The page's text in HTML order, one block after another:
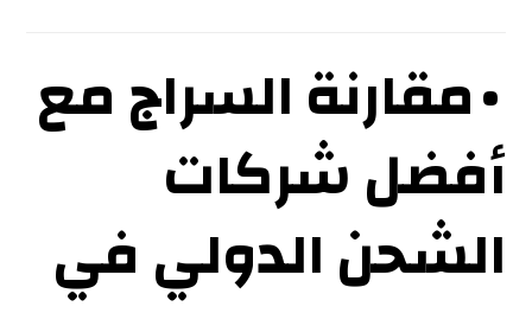
• مقارنة السراج مع
أفضل شركات
الشحن الدولي في